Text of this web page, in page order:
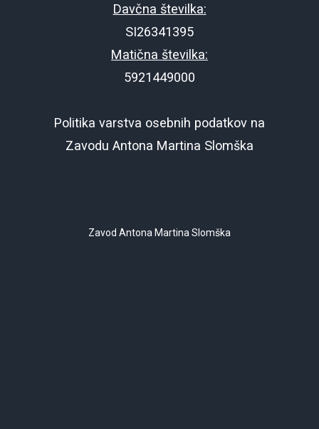
Davčna številka:
SI26341395
Matična številka:
5921449000
Politika varstva osebnih podatkov na
Zavodu Antona Martina Slomška
Zavod Antona Martina Slomška